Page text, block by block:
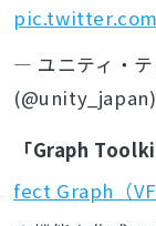
— ユニティ・テ
(@unity_japan)
「Graph
fect Graph（